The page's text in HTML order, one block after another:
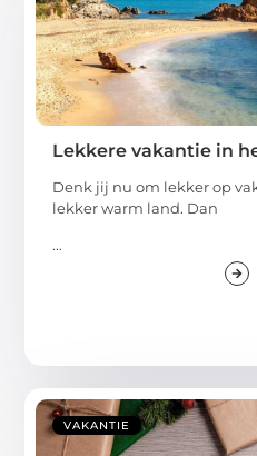
Lekkere vakantie in
Denk jij nu om lekker op
lekker warm land. Dan
...
VAKANTIE